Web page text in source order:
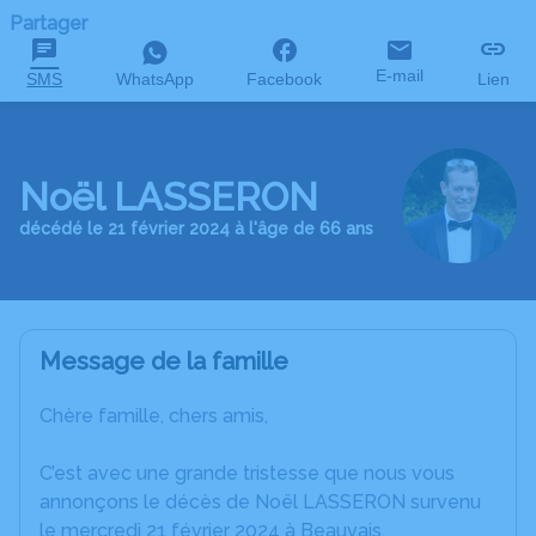
Partager
SMS WhatsApp Facebook E-mail Lien
Noël LASSERON
décédé le 21 février 2024 à l'âge de 66 ans
Message de la famille
Chère famille, chers amis,
C’est avec une grande tristesse que nous vous
annonçons le décès de Noël LASSERON survenu
le mercredi 21 février 2024 à Beauvais.